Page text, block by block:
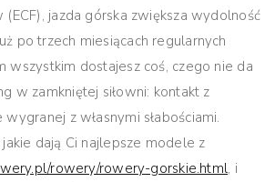
(ECF), jazda górska zwiększa wydolność
po trzech miesiącach regularnych
wszystkim dostajesz coś, czego nie da
w zamkniętej siłowni: kontakt z
z własnymi słabościami.
dają Ci najlepsze modele z
rowery/rowery-gorskie.html, i